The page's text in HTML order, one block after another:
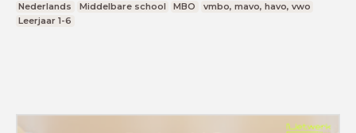
Nederlands Middelbare school MBO
vmbo, mavo, havo, vwo
Leerjaar 1-6